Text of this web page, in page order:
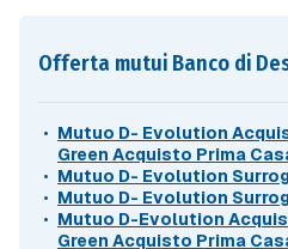
Offerta mutui Banco di
Mutuo D- Evolution
Green Acquisto Prima
Mutuo D- Evolution
Mutuo D- Evolution
Mutuo D-Evolution
Green Acquisto Prima